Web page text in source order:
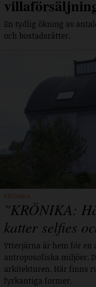
En tydlig ökning av
och bostadsrätter.
KRÖNIKA
"KRÖNIKA:
katter selfies
Ytterjärna är hem för en
antroposofiska miljöer.
arkitekturen. Här finns
fyrkantiga former.